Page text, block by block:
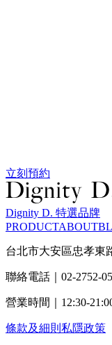
立刻預約
Dignity D. 特選品牌
PRODUCTABOUT
台北市大安區忠孝東
聯絡電話｜02-2752-
營業時間｜12:30-
條款及細則 私隱政策